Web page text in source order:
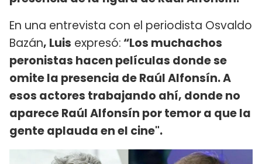
En una entrevista con el periodista Osvaldo
Bazán, Luis expresó: “Los muchachos
peronistas hacen películas donde se
omite la presencia de Raúl Alfonsín. A
esos actores trabajando ahí, donde no
aparece Raúl Alfonsín por temor a que la
gente aplauda en el cine".